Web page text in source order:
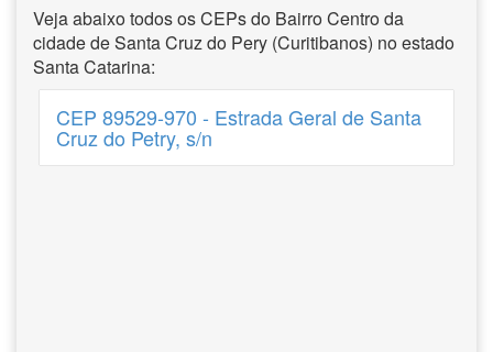
Veja abaixo todos os CEPs do Bairro Centro da
cidade de Santa Cruz do Pery (Curitibanos) no estado
Santa Catarina:
CEP 89529-970 - Estrada Geral de Santa
Cruz do Petry, s/n